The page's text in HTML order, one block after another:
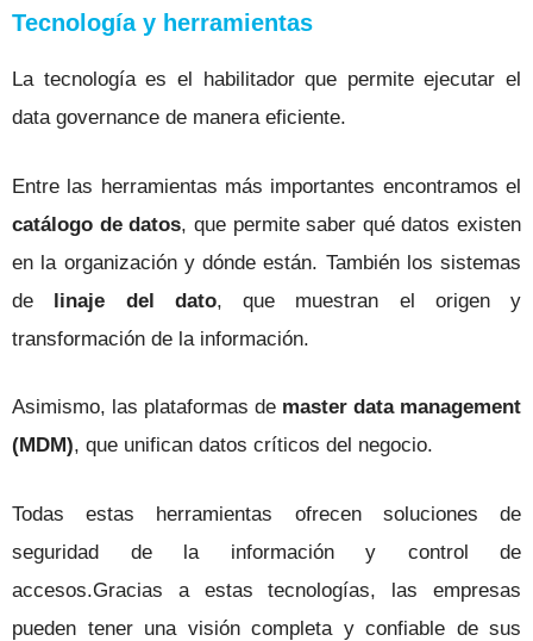
Tecnología y herramientas
La tecnología es el habilitador que permite ejecutar el
data governance de manera eficiente.
Entre las herramientas más importantes encontramos el
catálogo de datos, que permite saber qué datos existen
en la organización y dónde están. También los sistemas
de linaje del dato, que muestran el origen y
transformación de la información.
Asimismo, las plataformas de master data management
(MDM), que unifican datos críticos del negocio.
Todas estas herramientas ofrecen soluciones de
seguridad de la información y control de
accesos.Gracias a estas tecnologías, las empresas
pueden tener una visión completa y confiable de sus